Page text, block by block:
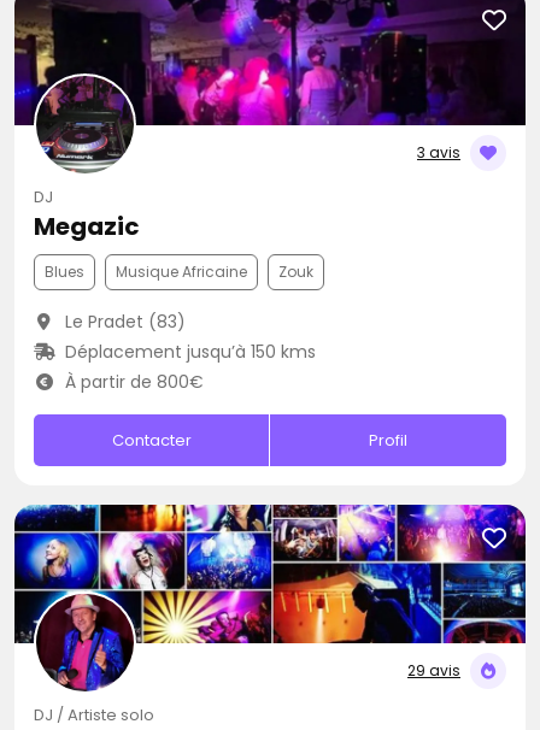
3 avis
DJ
Megazic
Blues Musique Africaine Zouk
Le Pradet (83)
Déplacement jusqu’à 150 kms
À partir de 800€
Contacter Profil
29 avis
DJ / Artiste solo